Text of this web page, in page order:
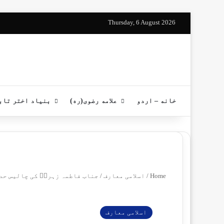
Thursday, 6 August 2026
خانه – اردو علامه رضوی(ره) بنیاد اختر
Home
/ اسلامی معارف / جناب فاطمہ زہراؑ کی چالیس
اسلامی معارف